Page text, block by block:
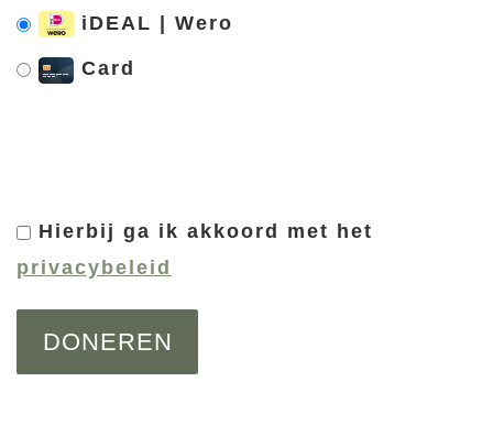
iDEAL | Wero
Card
Hierbij ga ik akkoord met het
privacybeleid